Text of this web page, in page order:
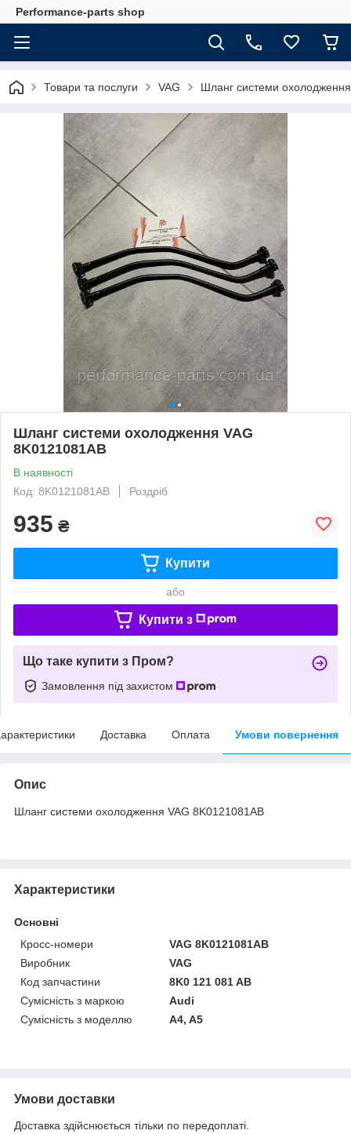
Performance-parts shop
Товари та послуги VAG Шланг системи
Шланг системи охолодження VAG
8K0121081AB
В наявності
Код: 8K0121081AB
Роздріб
935 ₴
Купити
або
Купити з
Що таке купити з Пром?
Замовлення під захистом
Доставка Оплата Умови повернення
Опис
Шланг системи охолодження VAG 8K0121081AB
Характеристики
Основні
Кросс-номери
VAG 8K0121081AB
Виробник
VAG
Код запчастини
8K0 121 081 AB
Сумісність з маркою
Audi
Сумісність з моделлю
A4, A5
Умови доставки
Доставка здійснюється тільки по передоплаті.